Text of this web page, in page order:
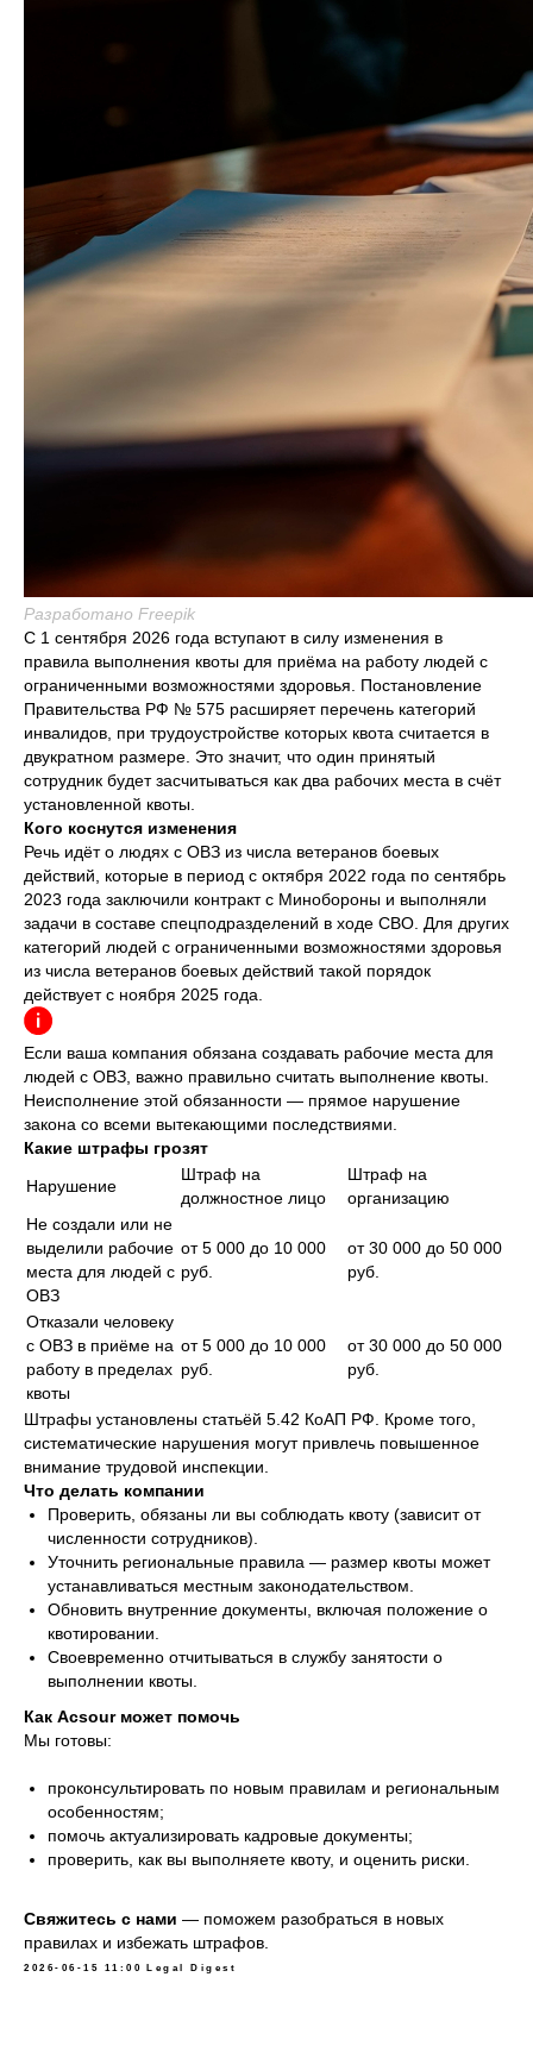
Разработано Freepik
С 1 сентября 2026 года вступают в силу изменения в
правила выполнения квоты для приёма на работу людей с
ограниченными возможностями здоровья. Постановление
Правительства РФ № 575 расширяет перечень категорий
инвалидов, при трудоустройстве которых квота считается в
двукратном размере. Это значит, что один принятый
сотрудник будет засчитываться как два рабочих места в счёт
установленной квоты.
Кого коснутся изменения
Речь идёт о людях с ОВЗ из числа ветеранов боевых
действий, которые в период с октября 2022 года по сентябрь
2023 года заключили контракт с Минобороны и выполняли
задачи в составе спецподразделений в ходе СВО. Для других
категорий людей с ограниченными возможностями здоровья
из числа ветеранов боевых действий такой порядок
действует с ноября 2025 года.
Если ваша компания обязана создавать рабочие места для
людей с ОВЗ, важно правильно считать выполнение квоты.
Неисполнение этой обязанности — прямое нарушение
закона со всеми вытекающими последствиями.
Какие штрафы грозят
Нарушение
Штраф на
должностное лицо
Штраф на
организацию
Не создали или не
выделили рабочие
места для людей с
ОВЗ
от 5 000 до 10 000
руб.
от 30 000 до 50 000
руб.
Отказали человеку
с ОВЗ в приёме на
работу в пределах
квоты
от 5 000 до 10 000
руб.
от 30 000 до 50 000
руб.
Штрафы установлены статьёй 5.42 КоАП РФ. Кроме того,
систематические нарушения могут привлечь повышенное
внимание трудовой инспекции.
Что делать компании
Проверить, обязаны ли вы соблюдать квоту (зависит от
численности сотрудников).
Уточнить региональные правила — размер квоты может
устанавливаться местным законодательством.
Обновить внутренние документы, включая положение о
квотировании.
Своевременно отчитываться в службу занятости о
выполнении квоты.
Как Acsour может помочь
Мы готовы:
проконсультировать по новым правилам и региональным
особенностям;
помочь актуализировать кадровые документы;
проверить, как вы выполняете квоту, и оценить риски.
Свяжитесь с нами — поможем разобраться в новых
правилах и избежать штрафов.
2026-06-15 11:00 Legal Digest